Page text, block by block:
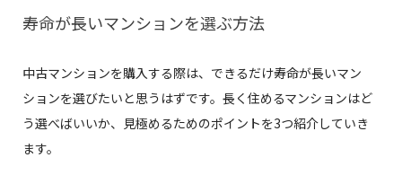
寿命が長いマンションを選ぶ方法
中古マンションを購入する際は、できるだけ寿命が長いマン
ションを選びたいと思うはずです。長く住めるマンションはど
う選べばいいか、見極めるためのポイントを3つ紹介していき
ます。